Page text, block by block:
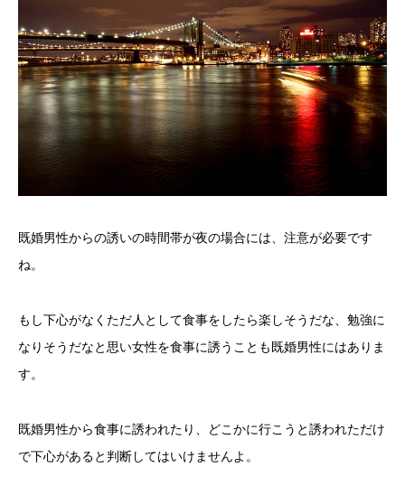
既婚男性からの誘いの時間帯が夜の場合には、注意が必要です
ね。
もし下心がなくただ人として食事をしたら楽しそうだな、勉強に
なりそうだなと思い女性を食事に誘うことも既婚男性にはありま
す。
既婚男性から食事に誘われたり、どこかに行こうと誘われただけ
で下心があると判断してはいけませんよ。